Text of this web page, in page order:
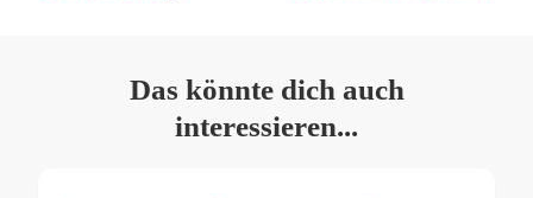
Das könnte dich auch
interessieren...